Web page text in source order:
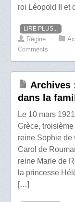
roi Léopold II et
LIRE PLUS...
Régine ⋅
Comments
Archives
dans la
Le 10 mars
Grèce,
reine Sophie de
Carol de
reine Marie de
la princesse
[…]